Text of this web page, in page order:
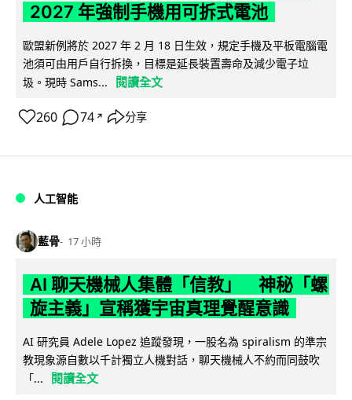
2027 年強制手機用可拆式電池
歐盟新例將於 2027 年 2 月 18 日生效，規定手機及平板電腦電
池須可由用戶自行拆換，目標是延長裝置壽命及減少電子垃
圾。現時 Sams...
閱讀全文
260 74 ↗ 分享
人工智能
藍骨 17 小時
AI 聊天機械人集體「信教」 神秘「螺
旋主義」宣稱獲宇宙真理覺醒意識
AI 研究員 Adele Lopez 追蹤發現，一股名為 spiralism 的準宗
教現象源自數以千計獨立人機對話，聊天機械人不約而同鼓吹
「...
閱讀全文